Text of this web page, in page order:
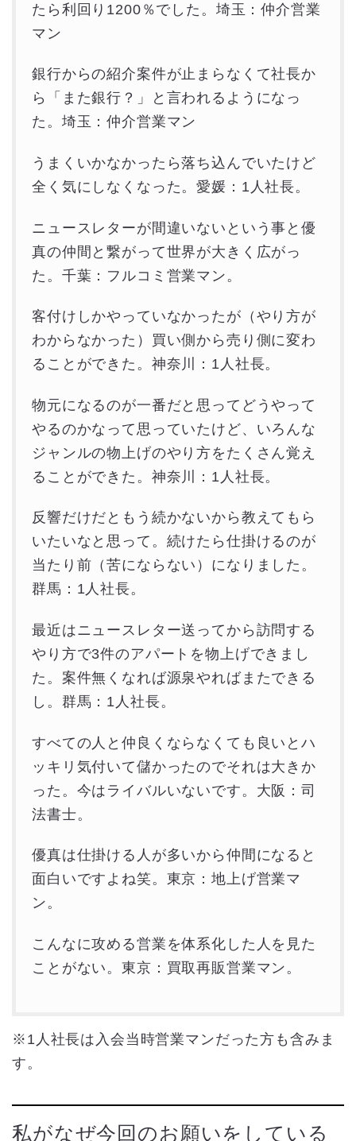
たら利回り1200％でした。埼玉：仲介営業
マン
銀行からの紹介案件が止まらなくて社長か
ら「また銀行？」と言われるようになっ
た。埼玉：仲介営業マン
うまくいかなかったら落ち込んでいたけど
全く気にしなくなった。愛媛：1人社長。
ニュースレターが間違いないという事と優
真の仲間と繋がって世界が大きく広がっ
た。千葉：フルコミ営業マン。
客付けしかやっていなかったが（やり方が
わからなかった）買い側から売り側に変わ
ることができた。神奈川：1人社長。
物元になるのが一番だと思ってどうやって
やるのかなって思っていたけど、いろんな
ジャンルの物上げのやり方をたくさん覚え
ることができた。神奈川：1人社長。
反響だけだともう続かないから教えてもら
いたいなと思って。続けたら仕掛けるのが
当たり前（苦にならない）になりました。
群馬：1人社長。
最近はニュースレター送ってから訪問する
やり方で3件のアパートを物上げできまし
た。案件無くなれば源泉やればまたできる
し。群馬：1人社長。
すべての人と仲良くならなくても良いとハ
ッキリ気付いて儲かったのでそれは大きか
った。今はライバルいないです。大阪：司
法書士。
優真は仕掛ける人が多いから仲間になると
面白いですよね笑。東京：地上げ営業マ
ン。
こんなに攻める営業を体系化した人を見た
ことがない。東京：買取再販営業マン。
※1人社長は入会当時営業マンだった方も含みま
す。
私がなぜ今回のお願いをしている